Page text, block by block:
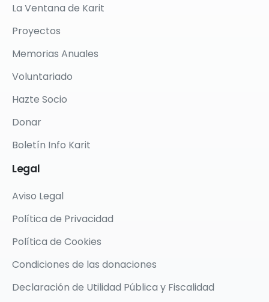
La Ventana de Karit
Proyectos
Memorias Anuales
Voluntariado
Hazte Socio
Donar
Boletín Info Karit
Legal
Aviso Legal
Política de Privacidad
Política de Cookies
Condiciones de las donaciones
Declaración de Utilidad Pública y Fiscalidad